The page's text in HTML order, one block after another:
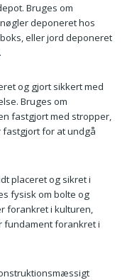
Bruges om
deponeret hos
eller jord deponeret
og gjort sikkert med
Bruges om
fastgjort med stropper,
fastgjort for at undgå
placeret og sikret i
fysisk om bolte og
forankret i kulturen,
fundament forankret i